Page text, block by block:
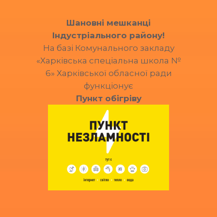
Шановні мешканці
Індустріального району!
На базі Комунального закладу
«Харківська спеціальна школа №
6» Харківської обласної ради
функціонує
Пункт обігріву